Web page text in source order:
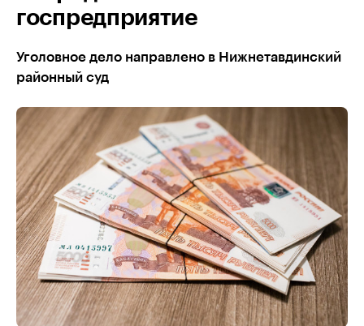
госпредприятие
Уголовное дело направлено в Нижнетавдинский
районный суд